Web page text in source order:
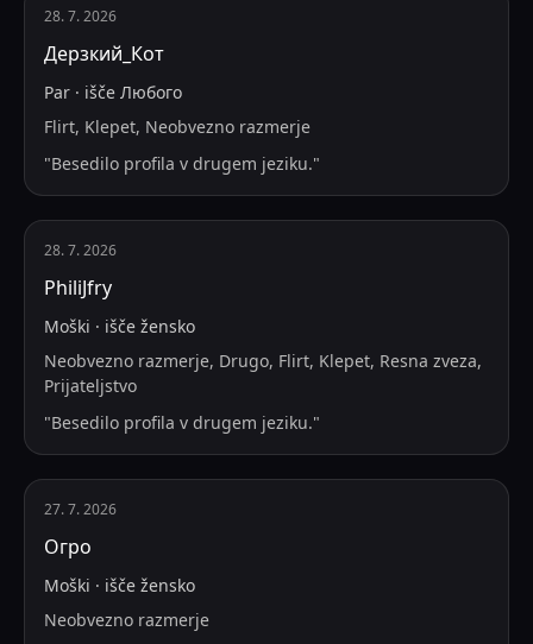
28. 7. 2026
Дерзкий_Кот
Par · išče Любого
Flirt, Klepet, Neobvezno razmerje
"Besedilo profila v drugem jeziku."
28. 7. 2026
PhiliJfry
Moški · išče žensko
Neobvezno razmerje, Drugo, Flirt, Klepet, Resna zveza,
Prijateljstvo
"Besedilo profila v drugem jeziku."
27. 7. 2026
Огро
Moški · išče žensko
Neobvezno razmerje